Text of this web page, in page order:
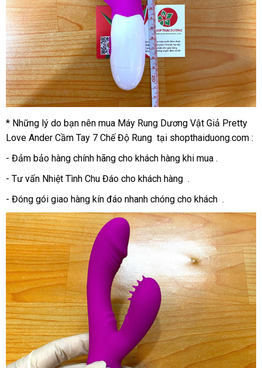
* Những lý do bạn nên mua Máy Rung Dương Vật Giả Pretty
Love Ander Cầm Tay 7 Chế Độ Rung tại shopthaiduong.com :
- Đảm bảo hàng chính hãng cho khách hàng khi mua .
- Tư vấn Nhiệt Tình Chu Đáo cho khách hàng .
- Đóng gói giao hàng kín đáo nhanh chóng cho khách .